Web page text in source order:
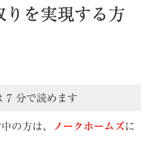
りを実現する方
7 分で読めます
の方は、 ノークホームズに